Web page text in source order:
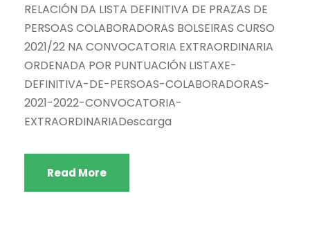
RELACIÓN DA LISTA DEFINITIVA DE PRAZAS DE
PERSOAS COLABORADORAS BOLSEIRAS CURSO
2021/22 NA CONVOCATORIA EXTRAORDINARIA
ORDENADA POR PUNTUACIÓN LISTAXE-
DEFINITIVA-DE-PERSOAS-COLABORADORAS-
2021-2022-CONVOCATORIA-
EXTRAORDINARIADescarga
Read More